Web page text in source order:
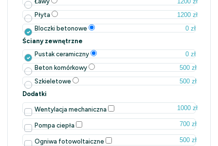
Płyta
1200 zł
Bloczki betonowe
0 zł
Ściany zewnętrzne
Pustak ceramiczny
0 zł
Beton komórkowy
500 zł
Szkieletowe
500 zł
Dodatki
Wentylacja mechaniczna 1000 zł
Pompa ciepła 700 zł
Ogniwa fotowoltaiczne 500 zł